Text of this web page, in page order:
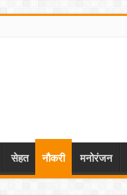
सेहत नौकरी मनोरंजन